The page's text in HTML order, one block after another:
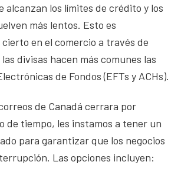
alcanzan los límites de crédito y los
más lentos. Esto es
en el comercio a través de
divisas hacen más comunes las
de Fondos (EFTs y ACHs).
de Canadá cerrara por
de tiempo, les instamos a tener un
para garantizar que los negocios
Las opciones incluyen: